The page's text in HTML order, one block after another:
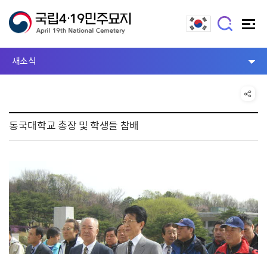
새소식
동국대학교 총장 및 학생들 참배